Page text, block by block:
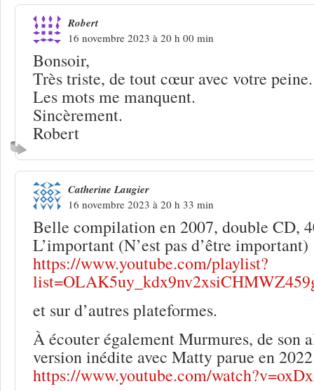
Robert
16 novembre 2023 à 20 h 00 min
Bonsoir,
Très triste, de tout cœur avec votre peine.
Les mots me manquent.
Sincèrement.
Robert
Catherine Laugier
16 novembre 2023 à 20 h 33 min
Belle compilation en 2007, double CD,
L’important (N’est pas d’être important)
https://www.youtube.com/playlist?
et sur d’autres plateformes.
À écouter également Murmures, de son
version inédite avec Matty parue en 2022
https://www.youtube.com/